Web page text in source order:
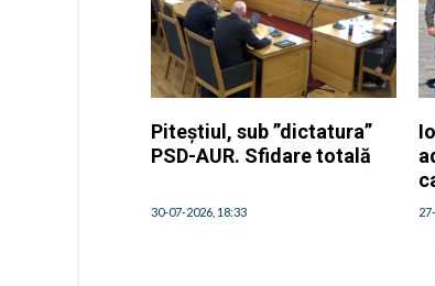
Piteștiul, sub ”dictatura”
PSD-AUR. Sfidare totală
30-07-2026, 18:33